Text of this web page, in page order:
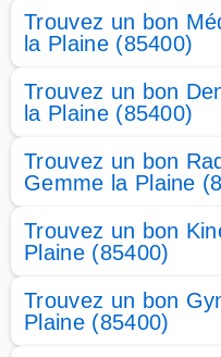
Trouvez un bon
la Plaine (85400)
Trouvez un bon
la Plaine (85400)
Trouvez un bon
Gemme la Plaine
Trouvez un bon
Plaine (85400)
Trouvez un bon
Plaine (85400)